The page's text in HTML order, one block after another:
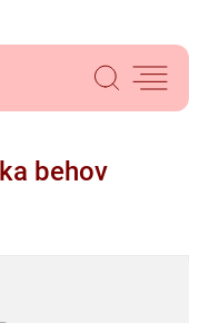
behov